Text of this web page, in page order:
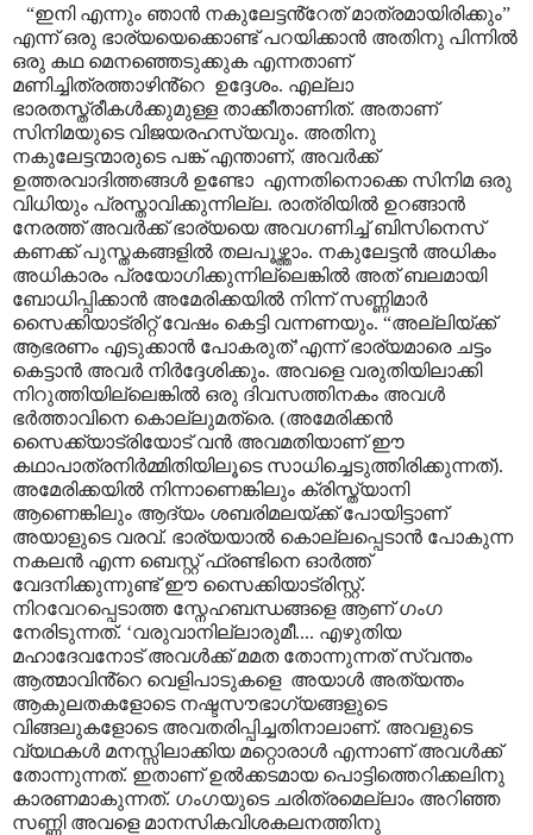
“ഇനി എന്നും ഞാൻ നകുലേട്ടൻ്റേത് മാത്രമായിരിക്കും”
എന്ന് ഒരു ഭാര്യയെക്കൊണ്ട് പറയിക്കാൻ അതിനു പിന്നിൽ
ഒരു കഥ മെനഞ്ഞെടുക്കുക എന്നതാണ്
മണിച്ചിത്രത്താഴിൻ്റെ ഉദ്ദേശം. എല്ലാ
ഭാരതസ്ത്രീകൾക്കുമുള്ള താക്കീതാണിത്. അതാണ്
സിനിമയുടെ വിജയരഹസ്യവും. അതിനു
നകുലേട്ടന്മാരുടെ പങ്ക് എന്താണ്, അവർക്ക്
ഉത്തരവാദിത്തങ്ങൾ ഉണ്ടോ എന്നതിനൊക്കെ സിനിമ ഒരു
വിധിയും പ്രസ്താവിക്കുന്നില്ല. രാത്രിയിൽ ഉറങ്ങാൻ
നേരത്ത് അവർക്ക് ഭാര്യയെ അവഗണിച്ച് ബിസിനെസ്
കണക്ക് പുസ്തകങ്ങളിൽ തലപൂഴ്ത്താം. നകുലേട്ടൻ അധികം
അധികാരം പ്രയോഗിക്കുന്നില്ലെങ്കിൽ അത് ബലമായി
ബോധിപ്പിക്കാൻ അമേരിക്കയിൽ നിന്ന് സണ്ണിമാർ
സൈക്കിയാട്രിറ്റ് വേഷം കെട്ടി വന്നണയും. “അല്ലിയ്ക്ക്
ആഭരണം എടുക്കാൻ പോകരുത്’എന്ന് ഭാര്യമാരെ ചട്ടം
കെട്ടാൻ അവർ നിർദ്ദേശിക്കും. അവളെ വരുതിയിലാക്കി
നിറുത്തിയില്ലെങ്കിൽ ഒരു ദിവസത്തിനകം അവൾ
ഭർത്താവിനെ കൊല്ലുമത്രെ. (അമേരിക്കൻ
സൈക്ക്യാട്രിയോട് വൻ അവമതിയാണ് ഈ
കഥാപാത്രനിർമ്മിതിയിലൂടെ സാധിച്ചെടുത്തിരിക്കുന്നത്).
അമേരിക്കയിൽ നിന്നാണെങ്കിലും ക്രിസ്ത്യാനി
ആണെങ്കിലും ആദ്യം ശബരിമലയ്ക്ക് പോയിട്ടാണ്
അയാളുടെ വരവ്. ഭാര്യയാൽ കൊല്ലപ്പെടാൻ പോകുന്ന
നകലൻ എന്ന ബെസ്റ്റ് ഫ്രണ്ടിനെ ഓർത്ത്
വേദനിക്കുന്നുണ്ട് ഈ സൈക്കിയാട്രിസ്റ്റ്.
നിറവേറപ്പെടാത്ത സ്നേഹബന്ധങ്ങളെ ആണ് ഗംഗ
നേരിടുന്നത്. ‘വരുവാനില്ലാരുമീ.... എഴുതിയ
മഹാദേവനോട് അവൾക്ക് മമത തോന്നുന്നത് സ്വന്തം
ആത്മാവിൻ്റെ വെളിപാടുകളെ അയാൾ അത്യന്തം
ആകുലതകളോടെ നഷ്ടസൗഭാഗ്യങ്ങളുടെ
വിങ്ങലുകളോടെ അവതരിപ്പിച്ചതിനാലാണ്. അവളുടെ
വ്യഥകൾ മനസ്സിലാക്കിയ മറ്റൊരാൾ എന്നാണ് അവൾക്ക്
തോന്നുന്നത്. ഇതാണ് ഉൽക്കടമായ പൊട്ടിത്തെറിക്കലിനു
കാരണമാകുന്നത്. ഗംഗയുടെ ചരിത്രമെല്ലാം അറിഞ്ഞ
സണ്ണി അവളെ മാനസികവിശകലനത്തിനു